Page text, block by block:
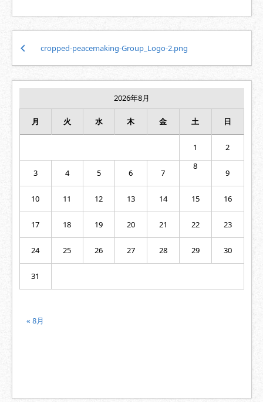
ナ
ゲ
cropped-peacemaking-Group_Logo-2.png
2026年8月
月 火 水 木 金 土 日
1 2
3 4 5 6 7
8
9
10 11 12 13 14 15 16
17 18 19 20 21 22 23
24 25 26 27 28 29 30
31
« 8月